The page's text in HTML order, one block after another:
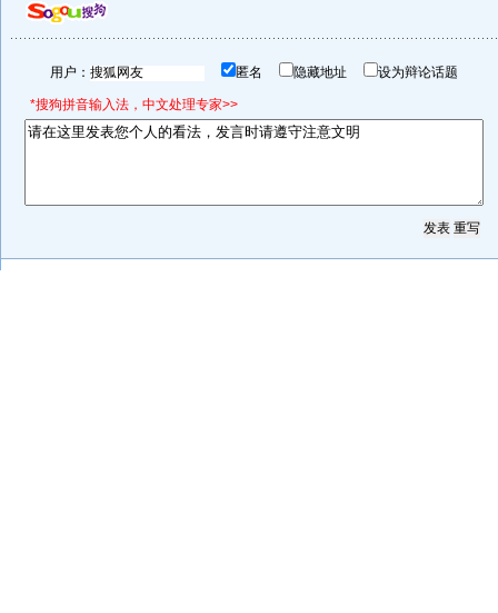
用户： 匿名 隐藏地址 设为辩论话题
*搜狗拼音输入法，中文处理专家>>